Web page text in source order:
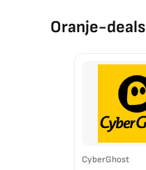
Oranje-deals
CyberGhost